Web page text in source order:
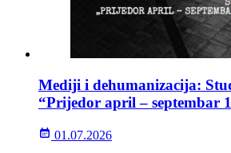
Mediji i dehumanizacija:
“Prijedor april – septembar
01.07.2026